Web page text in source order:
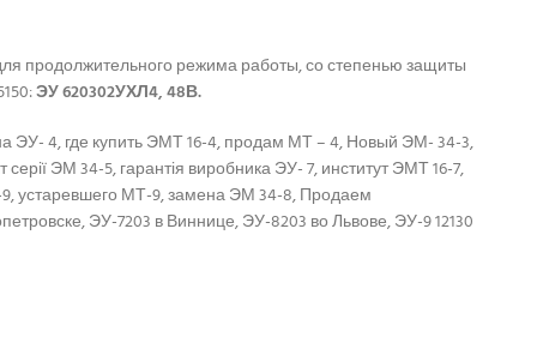
продолжительного режима работы, со степенью защиты
ЭУ 620302УХЛ4, 48В.
ЭУ- 4, где купить ЭМТ 16-4, продам МТ – 4, Новый ЭМ- 34-3,
ЭМ 34-5, гарантія виробника ЭУ- 7, институт ЭМТ 16-7,
устаревшего МТ-9, замена ЭМ 34-8, Продаем
ЭУ-7203 в Виннице, ЭУ-8203 во Львове, ЭУ-9 12130